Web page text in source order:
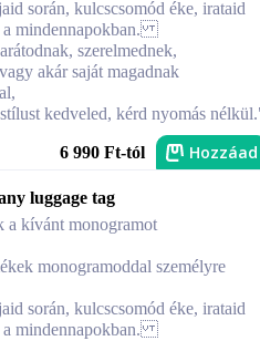
során, kulcscsomód éke, irataid
a mindennapokban.
szerelmednek,
akár saját magadnak
kedveled, kérd nyomás
6 990 Ft-tól Hozzáad
luggage tag
a kívánt monogramot
monogramoddal személyre
során, kulcscsomód éke, irataid
a mindennapokban.